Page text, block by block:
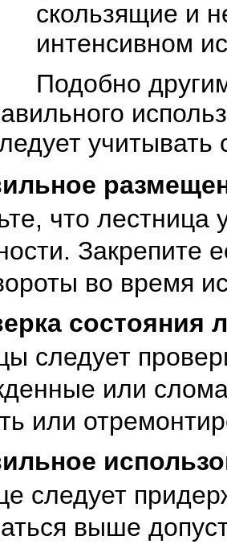
скользящие и
интенсивном
Подобно
что лестница
Закрепите
во время
состояния
следует
или
или
следует
выше